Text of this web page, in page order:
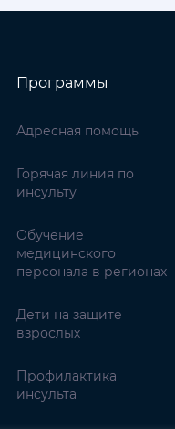
Программы
Адресная помощь
Горячая линия по
инсульту
Обучение
медицинского
персонала в регионах
Дети на защите
взрослых
Профилактика
инсульта